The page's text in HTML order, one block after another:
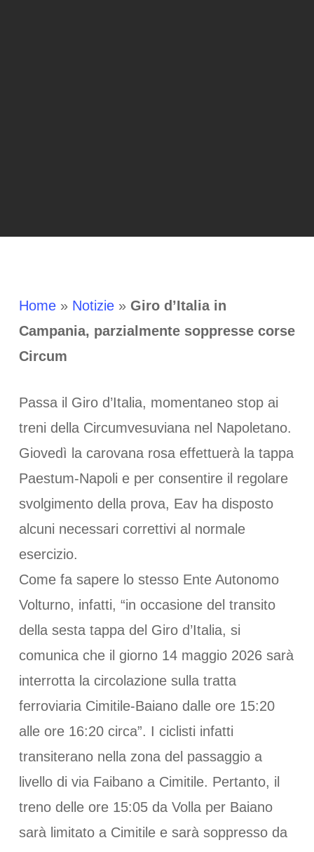
Home» Notizie» Giro d’Italia in
Campania, parzialmente soppresse corse
Circum
Passa il Giro d’Italia, momentaneo stop ai
treni della Circumvesuviana nel Napoletano.
Giovedì la carovana rosa effettuerà la tappa
Paestum-Napoli e per consentire il regolare
svolgimento della prova, Eav ha disposto
alcuni necessari correttivi al normale
esercizio.
Come fa sapere lo stesso Ente Autonomo
Volturno, infatti, “in occasione del transito
della sesta tappa del Giro d’Italia, si
comunica che il giorno 14 maggio 2026 sarà
interrotta la circolazione sulla tratta
ferroviaria Cimitile-Baiano dalle ore 15:20
alle ore 16:20 circa”. I ciclisti infatti
transiterano nella zona del passaggio a
livello di via Faibano a Cimitile. Pertanto, il
treno delle ore 15:05 da Volla per Baiano
sarà limitato a Cimitile e sarà soppresso da